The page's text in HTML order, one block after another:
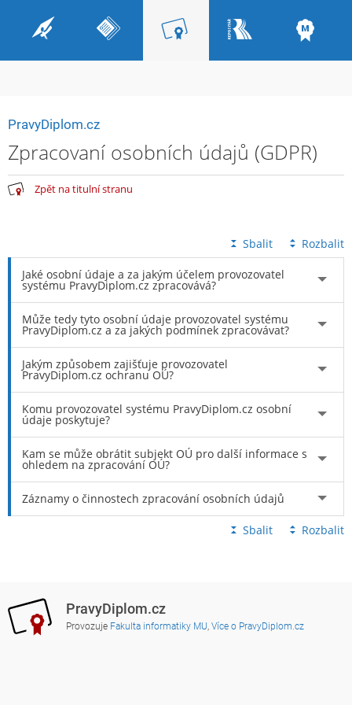
PravyDiplom.cz
Zpracovaní osobních údajů (GDPR)
Zpět na titulní stranu
Sbalit Rozbalit
Jaké osobní údaje a za jakým účelem provozovatel
systému PravyDiplom.cz zpracovává?
Může tedy tyto osobní údaje provozovatel systému
PravyDiplom.cz a za jakých podmínek zpracovávat?
Jakým způsobem zajišťuje provozovatel
PravyDiplom.cz ochranu OÚ?
Komu provozovatel systému PravyDiplom.cz osobní
údaje poskytuje?
Kam se může obrátit subjekt OÚ pro další informace s
ohledem na zpracování OÚ?
Záznamy o činnostech zpracování osobních údajů
Sbalit Rozbalit
PravyDiplom.cz
Provozuje Fakulta informatiky MU, Více o PravyDiplom.cz